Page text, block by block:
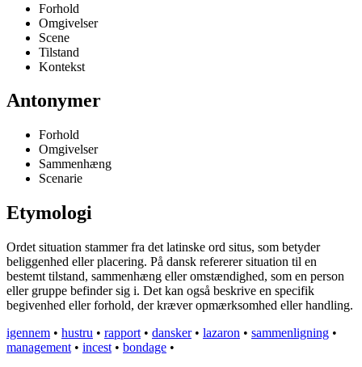
Forhold
Omgivelser
Scene
Tilstand
Kontekst
Antonymer
Forhold
Omgivelser
Sammenhæng
Scenarie
Etymologi
Ordet situation stammer fra det latinske ord situs, som betyder
beliggenhed eller placering. På dansk refererer situation til en
bestemt tilstand, sammenhæng eller omstændighed, som en person
eller gruppe befinder sig i. Det kan også beskrive en specifik
begivenhed eller forhold, der kræver opmærksomhed eller handling.
igennem • hustru • rapport • dansker• lazaron • sammenligning •
management • incest • bondage •